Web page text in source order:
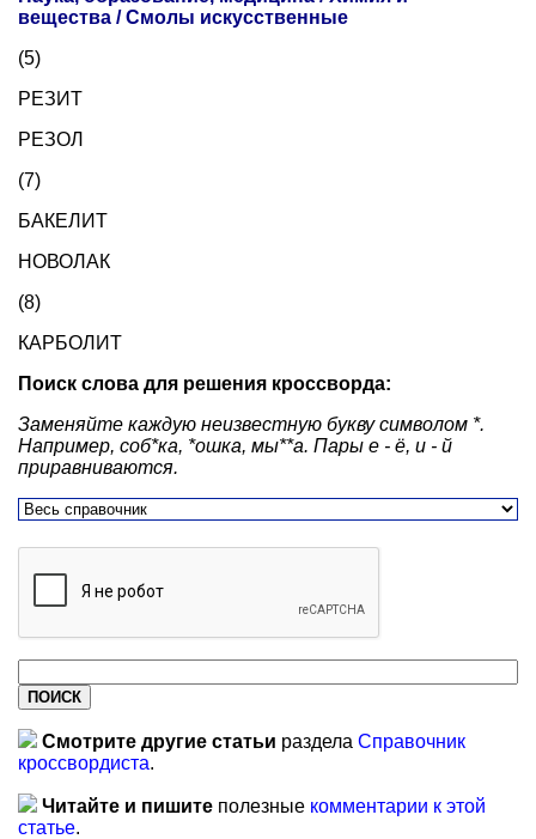
вещества / Смолы искусственные
(5)
РЕЗИТ
РЕЗОЛ
(7)
БАКЕЛИТ
НОВОЛАК
(8)
КАРБОЛИТ
Поиск слова для решения кроссворда:
Заменяйте каждую неизвестную букву символом *.
Например, соб*ка, *ошка, мы**а. Пары е - ё, и - й
приравниваются.
Смотрите другие статьи раздела Справочник
кроссвордиста.
Читайте и пишите полезные комментарии к этой
статье.